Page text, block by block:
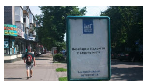
Главная